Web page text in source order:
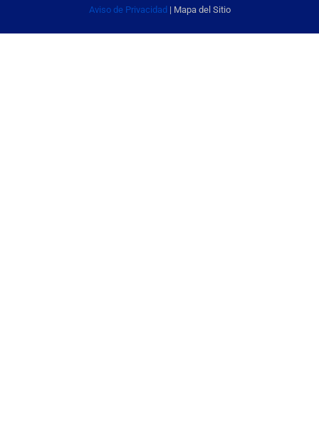
Aviso de Privacidad| Mapa del Sitio